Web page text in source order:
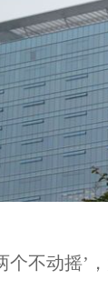
个不动摇’